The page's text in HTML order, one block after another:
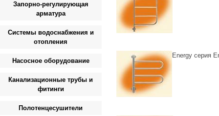
Energy серия
Запорно-регулирующая
арматура
Системы водоснабжения и
отопления
Насосное оборудование
Канализационные трубы и
фитинги
Полотенцесушители